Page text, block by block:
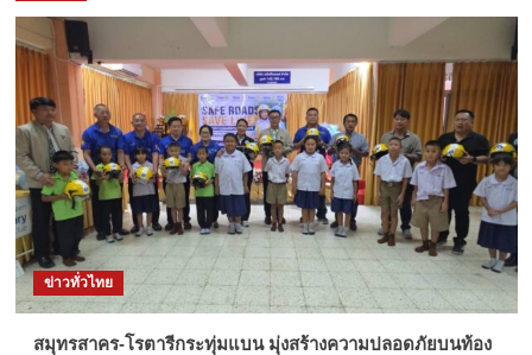
ข่าวทั่วไทย
สมุทรสาคร-โรตารีกระทุ่มแบน มุ่งสร้างความปลอดภัยบนท้อง